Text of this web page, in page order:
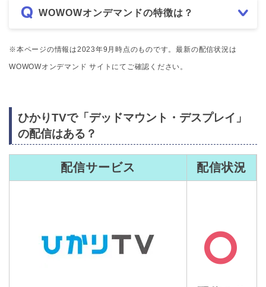
WOWOWオンデマンドの特徴は？
※本ページの情報は2023年9月時点のものです。最新の配信状況は
WOWOWオンデマンド サイトにてご確認ください。
ひかりTVで「デッドマウント・デスプレイ」
の配信はある？
配信サービス 配信状況